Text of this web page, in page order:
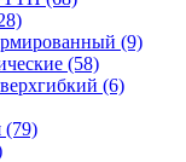
(9)
(58)
(6)
(79)